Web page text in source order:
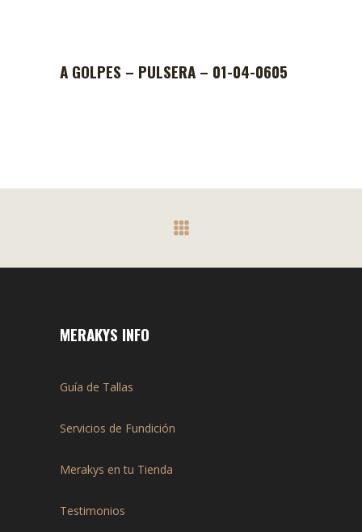
A GOLPES – PULSERA – 01-04-0605
MERAKYS INFO
Guía de Tallas
Servicios de Fundición
Merakys en tu Tienda
Testimonios